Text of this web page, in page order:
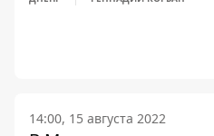
14:00, 15 августа 2022